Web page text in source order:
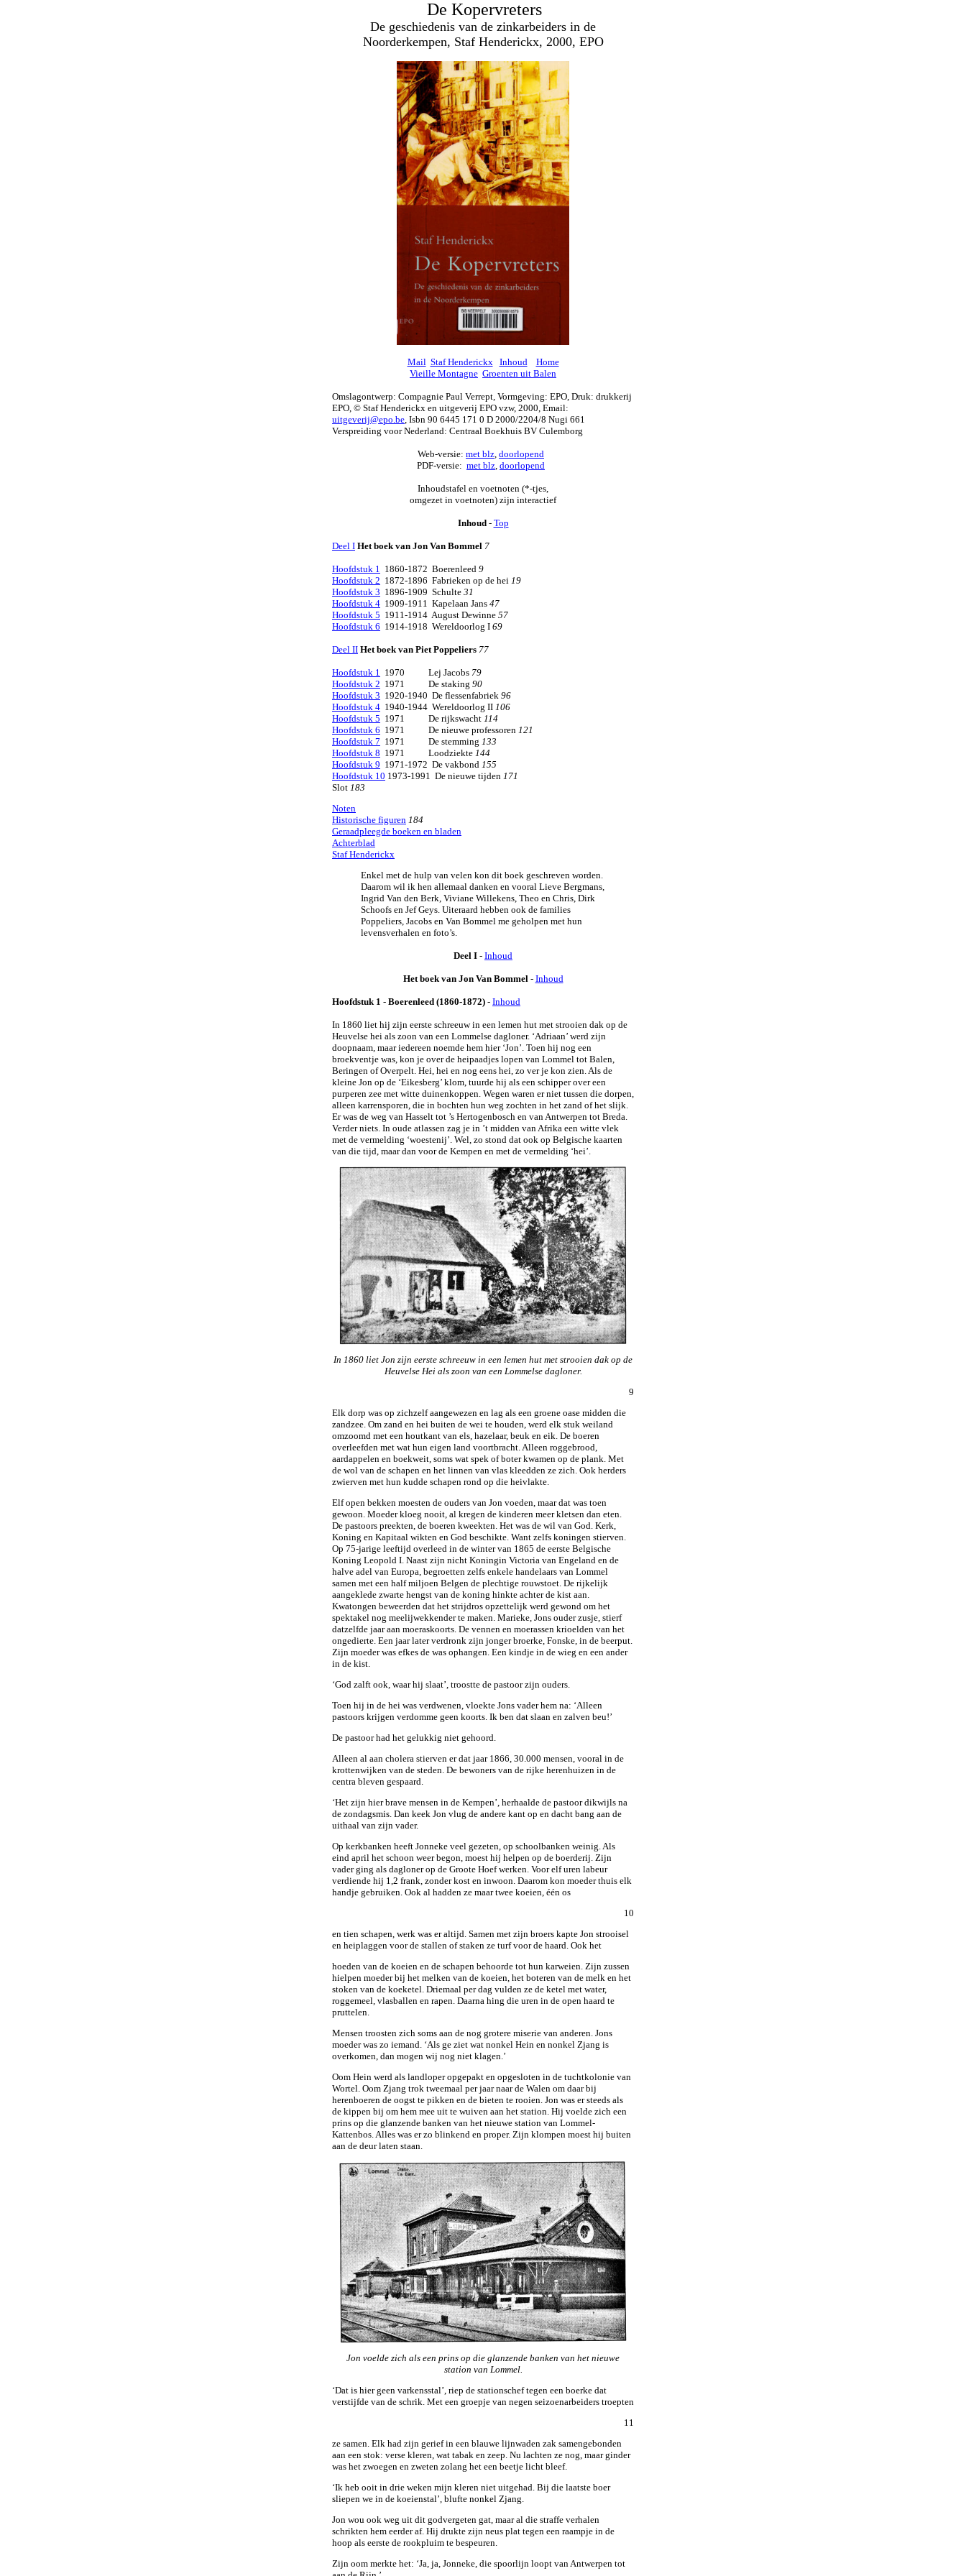
De Kopervreters
De geschiedenis van de zinkarbeiders in de
Noorderkempen, Staf Henderickx, 2000, EPO
Mail Staf Henderickx Inhoud
Home
Vieille Montagne Groenten uit Balen
Omslagontwerp: Compagnie Paul Verrept, Vormgeving: EPO, Druk: drukkerij
EPO, © Staf Henderickx en uitgeverij EPO vzw, 2000, Email:
uitgeverij@epo.be, Isbn 90 6445 171 0 D 2000/2204/8 Nugi 661
Verspreiding voor Nederland: Centraal Boekhuis BV Culemborg
Web-versie: met blz, doorlopend
PDF-versie: met blz, doorlopend
Inhoudstafel en voetnoten (*-tjes,
omgezet in voetnoten) zijn interactief
Inhoud- Top
Deel I Het boek van Jon Van Bommel 7
Hoofdstuk 1 1860-1872 Boerenleed 9
Hoofdstuk 2 1872-1896 Fabrieken op de hei 19
Hoofdstuk 3 1896-1909 Schulte 31
Hoofdstuk 4 1909-1911 Kapelaan Jans 47
Hoofdstuk 5 1911-1914 August Dewinne 57
Hoofdstuk 6 1914-1918 Wereldoorlog I 69
Deel II Het boek van Piet Poppeliers 77
Hoofdstuk 1 1970 Lej Jacobs 79
Hoofdstuk 2 1971 De staking 90
Hoofdstuk 3 1920-1940 De flessenfabriek 96
Hoofdstuk 4 1940-1944 Wereldoorlog II 106
Hoofdstuk 5 1971 De rijkswacht 114
Hoofdstuk 6 1971 De nieuwe professoren 121
Hoofdstuk 7 1971 De stemming 133
Hoofdstuk 8 1971 Loodziekte 144
Hoofdstuk 9 1971-1972 De vakbond 155
Hoofdstuk 10 1973-1991 De nieuwe tijden 171
Slot 183
Noten
Historische figuren 184
Geraadpleegde boeken en bladen
Achterblad
Staf Henderickx
Enkel met de hulp van velen kon dit boek geschreven worden.
Daarom wil ik hen allemaal danken en vooral Lieve Bergmans,
Ingrid Van den Berk, Viviane Willekens, Theo en Chris, Dirk
Schoofs en Jef Geys. Uiteraard hebben ook de families
Poppeliers, Jacobs en Van Bommel me geholpen met hun
levensverhalen en foto’s.
Deel I - Inhoud
Het boek van Jon Van Bommel- Inhoud
Hoofdstuk 1 - Boerenleed (1860-1872) - Inhoud
In 1860 liet hij zijn eerste schreeuw in een lemen hut met strooien dak op de
Heuvelse hei als zoon van een Lommelse dagloner. ‘Adriaan’ werd zijn
doopnaam, maar iedereen noemde hem hier ‘Jon’. Toen hij nog een
broekventje was, kon je over de heipaadjes lopen van Lommel tot Balen,
Beringen of Overpelt. Hei, hei en nog eens hei, zo ver je kon zien. Als de
kleine Jon op de ‘Eikesberg’ klom, tuurde hij als een schipper over een
purperen zee met witte duinenkoppen. Wegen waren er niet tussen die dorpen,
alleen karrensporen, die in bochten hun weg zochten in het zand of het slijk.
Er was de weg van Hasselt tot ’s Hertogenbosch en van Antwerpen tot Breda.
Verder niets. In oude atlassen zag je in ’t midden van Afrika een witte vlek
met de vermelding ‘woestenij’. Wel, zo stond dat ook op Belgische kaarten
van die tijd, maar dan voor de Kempen en met de vermelding ‘hei’.
In 1860 liet Jon zijn eerste schreeuw in een lemen hut met strooien dak op de
Heuvelse Hei als zoon van een Lommelse dagloner.
9
Elk dorp was op zichzelf aangewezen en lag als een groene oase midden die
zandzee. Om zand en hei buiten de wei te houden, werd elk stuk weiland
omzoomd met een houtkant van els, hazelaar, beuk en eik. De boeren
overleefden met wat hun eigen land voortbracht. Alleen roggebrood,
aardappelen en boekweit, soms wat spek of boter kwamen op de plank. Met
de wol van de schapen en het linnen van vlas kleedden ze zich. Ook herders
zwierven met hun kudde schapen rond op die heivlakte.
Elf open bekken moesten de ouders van Jon voeden, maar dat was toen
gewoon. Moeder kloeg nooit, al kregen de kinderen meer kletsen dan eten.
De pastoors preekten, de boeren kweekten. Het was de wil van God. Kerk,
Koning en Kapitaal wikten en God beschikte. Want zelfs koningen stierven.
Op 75-jarige leeftijd overleed in de winter van 1865 de eerste Belgische
Koning Leopold I. Naast zijn nicht Koningin Victoria van Engeland en de
halve adel van Europa, begroetten zelfs enkele handelaars van Lommel
samen met een half miljoen Belgen de plechtige rouwstoet. De rijkelijk
aangeklede zwarte hengst van de koning hinkte achter de kist aan.
Kwatongen beweerden dat het strijdros opzettelijk werd gewond om het
spektakel nog meelijwekkender te maken. Marieke, Jons ouder zusje, stierf
datzelfde jaar aan moeraskoorts. De vennen en moerassen krioelden van het
ongedierte. Een jaar later verdronk zijn jonger broerke, Fonske, in de beerput.
Zijn moeder was efkes de was ophangen. Een kindje in de wieg en een ander
in de kist.
‘God zalft ook, waar hij slaat’, troostte de pastoor zijn ouders.
Toen hij in de hei was verdwenen, vloekte Jons vader hem na: ‘Alleen
pastoors krijgen verdomme geen koorts. Ik ben dat slaan en zalven beu!’
De pastoor had het gelukkig niet gehoord.
Alleen al aan cholera stierven er dat jaar 1866, 30.000 mensen, vooral in de
krottenwijken van de steden. De bewoners van de rijke herenhuizen in de
centra bleven gespaard.
‘Het zijn hier brave mensen in de Kempen’, herhaalde de pastoor dikwijls na
de zondagsmis. Dan keek Jon vlug de andere kant op en dacht bang aan de
uithaal van zijn vader.
Op kerkbanken heeft Jonneke veel gezeten, op schoolbanken weinig. Als
eind april het schoon weer begon, moest hij helpen op de boerderij. Zijn
vader ging als dagloner op de Groote Hoef werken. Voor elf uren labeur
verdiende hij 1,2 frank, zonder kost en inwoon. Daarom kon moeder thuis elk
handje gebruiken. Ook al hadden ze maar twee koeien, één os
10
en tien schapen, werk was er altijd. Samen met zijn broers kapte Jon strooisel
en heiplaggen voor de stallen of staken ze turf voor de haard. Ook het
hoeden van de koeien en de schapen behoorde tot hun karweien. Zijn zussen
hielpen moeder bij het melken van de koeien, het boteren van de melk en het
stoken van de koeketel. Driemaal per dag vulden ze de ketel met water,
roggemeel, vlasballen en rapen. Daarna hing die uren in de open haard te
pruttelen.
Mensen troosten zich soms aan de nog grotere miserie van anderen. Jons
moeder was zo iemand. ‘Als ge ziet wat nonkel Hein en nonkel Zjang is
overkomen, dan mogen wij nog niet klagen.’
Oom Hein werd als landloper opgepakt en opgesloten in de tuchtkolonie van
Wortel. Oom Zjang trok tweemaal per jaar naar de Walen om daar bij
herenboeren de oogst te pikken en de bieten te rooien. Jon was er steeds als
de kippen bij om hem mee uit te wuiven aan het station. Hij voelde zich een
prins op die glanzende banken van het nieuwe station van Lommel-
Kattenbos. Alles was er zo blinkend en proper. Zijn klompen moest hij buiten
aan de deur laten staan.
Jon voelde zich als een prins op die glanzende banken van het nieuwe
station van Lommel.
‘Dat is hier geen varkensstal’, riep de stationschef tegen een boerke dat
verstijfde van de schrik. Met een groepje van negen seizoenarbeiders troepten
11
ze samen. Elk had zijn gerief in een blauwe lijnwaden zak samengebonden
aan een stok: verse kleren, wat tabak en zeep. Nu lachten ze nog, maar ginder
was het zwoegen en zweten zolang het een beetje licht bleef.
‘Ik heb ooit in drie weken mijn kleren niet uitgehad. Bij die laatste boer
sliepen we in de koeienstal’, blufte nonkel Zjang.
Jon wou ook weg uit dit godvergeten gat, maar al die straffe verhalen
schrikten hem eerder af. Hij drukte zijn neus plat tegen een raampje in de
hoop als eerste de rookpluim te bespeuren.
Zijn oom merkte het: ‘Ja, ja, Jonneke, die spoorlijn loopt van Antwerpen tot